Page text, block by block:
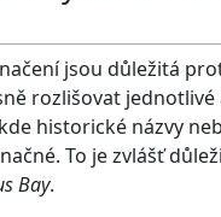
jsou důležitá
rozlišovat
historické názvy
To je zvlášť
Bay.